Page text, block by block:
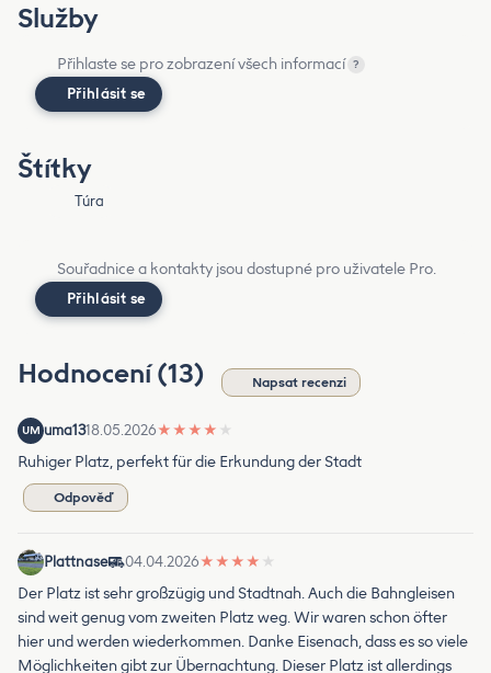
Služby
Přihlaste se pro zobrazení všech informací ?
Přihlásit se
Štítky
Túra
Souřadnice a kontakty jsou dostupné pro uživatele Pro.
Přihlásit se
Hodnocení (13) Napsat recenzi
UM uma1318.05.2026★ ★ ★ ★ ★
Ruhiger Platz, perfekt für die Erkundung der Stadt
Odpověď
Plattnase 04.04.2026★ ★ ★ ★ ★
Der Platz ist sehr großzügig und Stadtnah. Auch die Bahngleisen
sind weit genug vom zweiten Platz weg. Wir waren schon öfter
hier und werden wiederkommen. Danke Eisenach, dass es so viele
Möglichkeiten gibt zur Übernachtung. Dieser Platz ist allerdings